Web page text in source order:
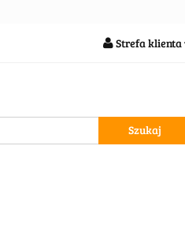
Strefa klienta
Dodaj zgłoszenie